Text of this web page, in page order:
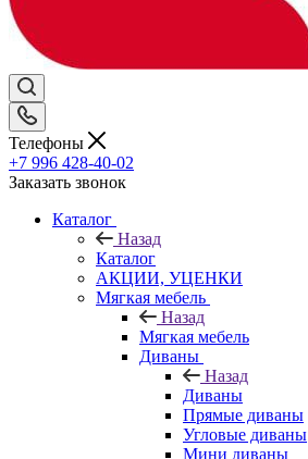
Телефоны
+7 996 428-40-02
Заказать звонок
Каталог
Назад
Каталог
АКЦИИ, УЦЕНКИ
Мягкая мебель
Назад
Мягкая мебель
Диваны
Назад
Диваны
Прямые диваны
Угловые диваны
Мини диваны